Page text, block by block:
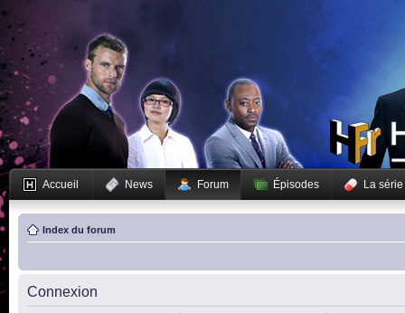
Accueil News Forum Épisodes La série
Index du forum
Connexion